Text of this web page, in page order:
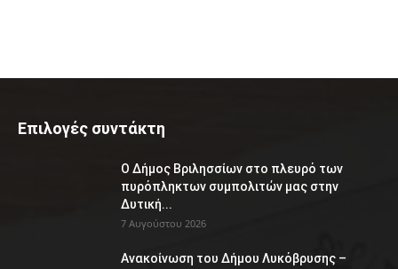
Επιλογές συντάκτη
Ο Δήμος Βριλησσίων στο πλευρό των
πυρόπληκτων συμπολιτών μας στην
Δυτική...
7 Αυγούστου 2026
Ανακοίνωση του Δήμου Λυκόβρυσης –